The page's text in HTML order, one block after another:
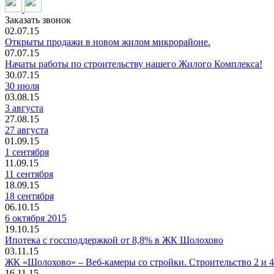
Заказать звонок
02.07.15
Открыты продажи в новом жилом микрорайоне.
07.07.15
Начаты работы по строительству нашего Жилого Комплекса!
30.07.15
30 июля
03.08.15
3 августа
27.08.15
27 августа
01.09.15
1 сентября
11.09.15
11 сентября
18.09.15
18 сентября
06.10.15
6 октября 2015
19.10.15
Ипотека с госсподдержкой от 8,8% в ЖК Шолохово
03.11.15
ЖК «Шолохово» – Веб-камеры со стройки. Строительство 2 и 4